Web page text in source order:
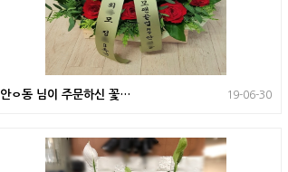
안ㅇ동 님이 주문하신 꽃바
19-06-30